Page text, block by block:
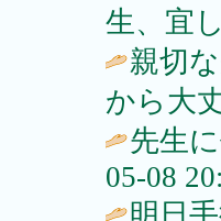
生、宜
親切
から大
先生
05-08
明日